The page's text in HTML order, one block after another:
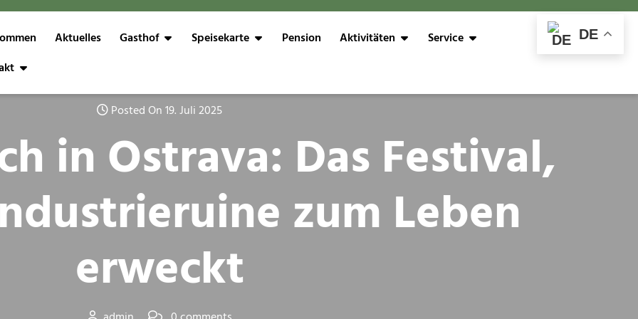
Aktuelles Gasthof Speisekarte Pension Aktivitäten
Service
Posted On 19. Juli 2025
in Ostrava: Das Festival,
zum Leben
erweckt
DE